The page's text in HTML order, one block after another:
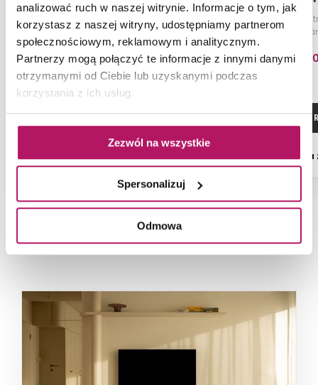
analizować ruch w naszej witrynie. Informacje o tym, jak
korzystasz z naszej witryny, udostępniamy partnerom
społecznościowym, reklamowym i analitycznym.
Partnerzy mogą połączyć te informacje z innymi danymi
otrzymanymi od Ciebie lub uzyskanymi podczas
korzystania z ich usług.
Zezwól na wszystkie
Spersonalizuj
Odmowa
Brodzik prostokątny, 80x160 cm,
biały kamień
1 766,30 PLN
ZOBACZ PRODUKT
Brodzik
biały
1
ZOBACZ
Dostępność:
NAJNOWSZE ARTYKUŁY